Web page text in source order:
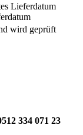
Lieferdatum
wird geprüft
334 071 23